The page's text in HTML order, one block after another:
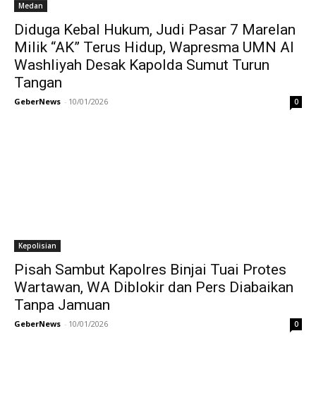
Medan
Diduga Kebal Hukum, Judi Pasar 7 Marelan
Milik “AK” Terus Hidup, Wapresma UMN Al
Washliyah Desak Kapolda Sumut Turun
Tangan
GeberNews - 10/01/2026 0
Kepolisian
Pisah Sambut Kapolres Binjai Tuai Protes
Wartawan, WA Diblokir dan Pers Diabaikan
Tanpa Jamuan
GeberNews - 10/01/2026 0